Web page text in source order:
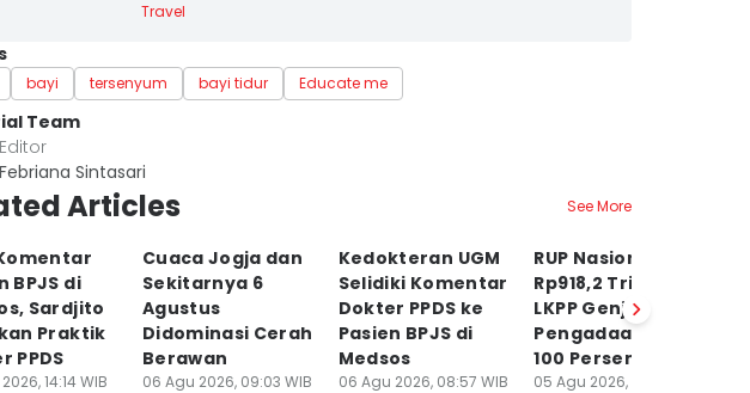
Travel
bayi tersenyum bayi tidur Educate me
Team
Editor
Febriana Sintasari
Articles See More
BPJS di
Sardjito
Praktik
PPDS
14:14 WIB
Cuaca Jogja dan
Sekitarnya 6
Agustus
Didominasi Cerah
Berawan
06 Agu 2026, 09:03 WIB
Kedokteran UGM
Selidiki Komentar
Dokter PPDS ke
Pasien BPJS di
Medsos
06 Agu 2026, 08:57 WIB
RUP Nasional
Rp918,2 Triliun,
LKPP Genjot
Pengadaan Digital
100 Persen
05 Agu 2026, 19:53 WIB